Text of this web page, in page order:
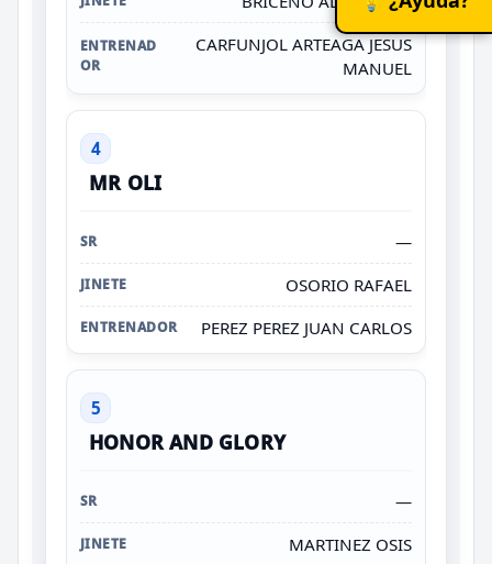
CARFUNJOL ARTEAGA JESUS
MANUEL
4
MR OLI
—
OSORIO RAFAEL
PEREZ PEREZ JUAN CARLOS
5
HONOR AND GLORY
—
MARTINEZ OSIS